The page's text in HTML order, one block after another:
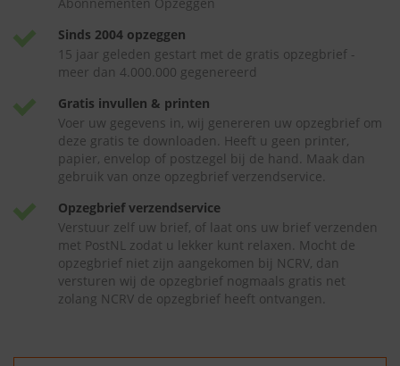
Sinds 2004 opzeggen
15 jaar geleden gestart met de gratis opzegbrief -
meer dan 4.000.000 gegenereerd
Gratis invullen & printen
Voer uw gegevens in, wij genereren uw opzegbrief om
deze gratis te downloaden. Heeft u geen printer,
papier, envelop of postzegel bij de hand. Maak dan
gebruik van onze opzegbrief verzendservice.
Opzegbrief verzendservice
Verstuur zelf uw brief, of laat ons uw brief verzenden
met PostNL zodat u lekker kunt relaxen. Mocht de
opzegbrief niet zijn aangekomen bij NCRV, dan
versturen wij de opzegbrief nogmaals gratis net
zolang NCRV de opzegbrief heeft ontvangen.